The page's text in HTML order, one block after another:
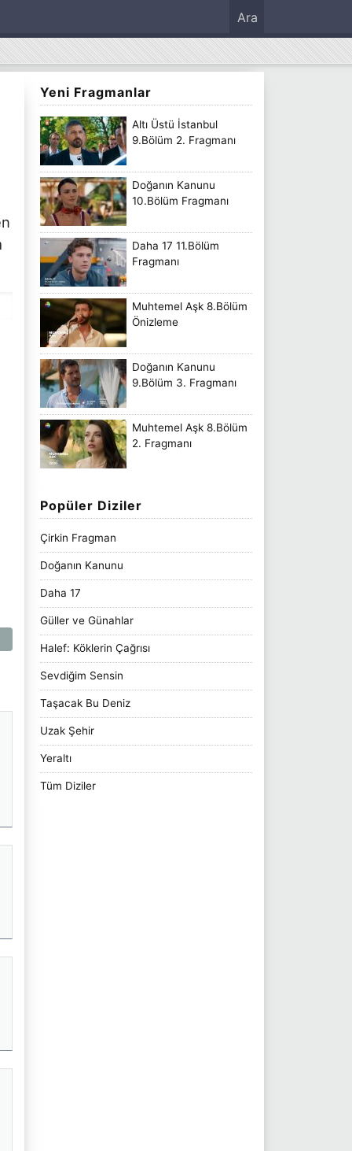
Ara
Yeni Fragmanlar
Altı Üstü İstanbul
9.Bölüm 2. Fragmanı
Doğanın Kanunu
10.Bölüm Fragmanı
Daha 17 11.Bölüm
Fragmanı
Muhtemel Aşk 8.Bölüm
Önizleme
Doğanın Kanunu
9.Bölüm 3. Fragmanı
Muhtemel Aşk 8.Bölüm
2. Fragmanı
Popüler Diziler
Çirkin Fragman
Doğanın Kanunu
Daha 17
Güller ve Günahlar
Halef: Köklerin Çağrısı
Sevdiğim Sensin
Taşacak Bu Deniz
Uzak Şehir
Yeraltı
Tüm Diziler